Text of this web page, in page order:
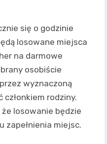
się o godzinie
losowane miejsca
na darmowe
osobiście
wyznaczoną
rodziny.
losowanie będzie
zapełnienia miejsc.